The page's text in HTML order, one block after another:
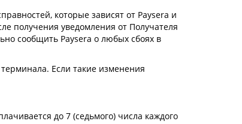
которые зависят от Paysera и
получения уведомления от Получателя
сообщить Paysera о любых сбоях в
Если такие изменения
до 7 (седьмого) числа каждого